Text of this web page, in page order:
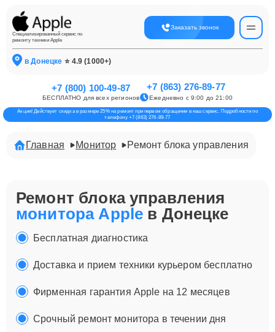
Специализированный сервис по
ремонту техники Apple
Заказать звонок
в Донецке ⭐ 4.9 (1000+)
+7 (800) 100-49-87
БЕСПЛАТНО для всех регионов
+7 (863) 276-89-77
Ежедневно с 9:00 до 21:00
Акция! Действует скидка в размере 25% на ремонт при первом обращении в наш сервис. Подробности по
телефону +7 (863) 276-89-77
Главная Монитор Ремонт блока управления
Ремонт блока управления
монитора Apple в Донецке
Бесплатная диагностика
Доставка и прием техники курьером бесплатно
Фирменная гарантия Apple на 12 месяцев
Срочный ремонт монитора в течении дня